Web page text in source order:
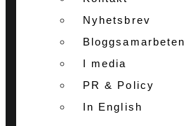
Nyhetsbrev
Bloggsamarbeten
I media
PR & Policy
In English